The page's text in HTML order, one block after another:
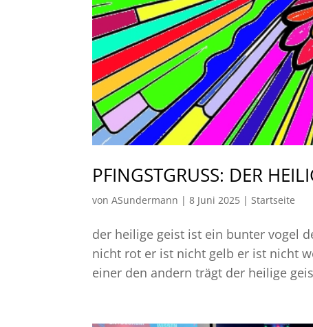
PFINGSTGRUSS: DER
vonASundermann |8 Juni 2025 |Startseite
der heilige geist ist ein bunter vogel
nicht rot er ist nicht gelb er ist nicht
einer den andern trägt der heilige